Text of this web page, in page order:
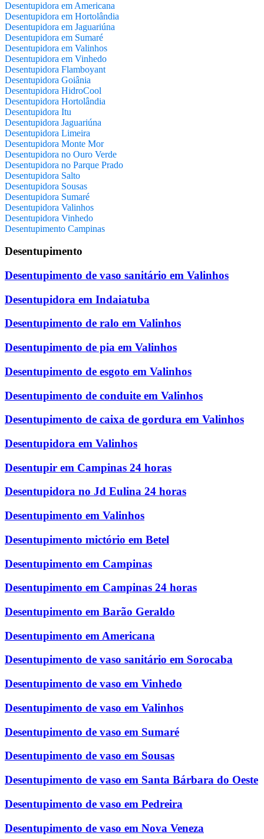
Desentupidora em Americana
Desentupidora em Hortolândia
Desentupidora em Jaguariúna
Desentupidora em Sumaré
Desentupidora em Valinhos
Desentupidora em Vinhedo
Desentupidora Flamboyant
Desentupidora Goiânia
Desentupidora HidroCool
Desentupidora Hortolândia
Desentupidora Itu
Desentupidora Jaguariúna
Desentupidora Limeira
Desentupidora Monte Mor
Desentupidora no Ouro Verde
Desentupidora no Parque Prado
Desentupidora Salto
Desentupidora Sousas
Desentupidora Sumaré
Desentupidora Valinhos
Desentupidora Vinhedo
Desentupimento Campinas
Desentupimento
Desentupimento de vaso sanitário em Valinhos
Desentupidora em Indaiatuba
Desentupimento de ralo em Valinhos
Desentupimento de pia em Valinhos
Desentupimento de esgoto em Valinhos
Desentupimento de conduite em Valinhos
Desentupimento de caixa de gordura em Valinhos
Desentupidora em Valinhos
Desentupir em Campinas 24 horas
Desentupidora no Jd Eulina 24 horas
Desentupimento em Valinhos
Desentupimento mictório em Betel
Desentupimento em Campinas
Desentupimento em Campinas 24 horas
Desentupimento em Barão Geraldo
Desentupimento em Americana
Desentupimento de vaso sanitário em Sorocaba
Desentupimento de vaso em Vinhedo
Desentupimento de vaso em Valinhos
Desentupimento de vaso em Sumaré
Desentupimento de vaso em Sousas
Desentupimento de vaso em Santa Bárbara do Oeste
Desentupimento de vaso em Pedreira
Desentupimento de vaso em Nova Veneza